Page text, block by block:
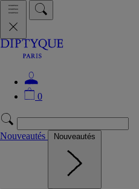
0
Nouveautés Nouveautés